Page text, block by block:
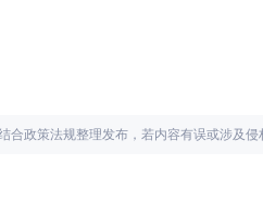
合政策法规整理发布，若内容有误或涉及侵